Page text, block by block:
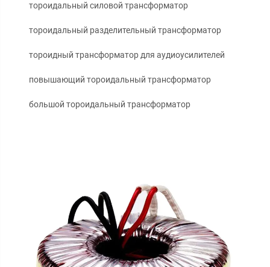
тороидальный силовой трансформатор
тороидальный разделительный трансформатор
тороидный трансформатор для аудиоусилителей
повышающий тороидальный трансформатор
большой тороидальный трансформатор